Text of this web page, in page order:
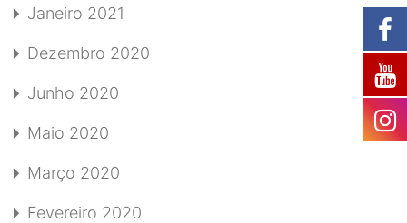
Janeiro 2021
Dezembro 2020
Junho 2020
Maio 2020
Março 2020
Fevereiro 2020